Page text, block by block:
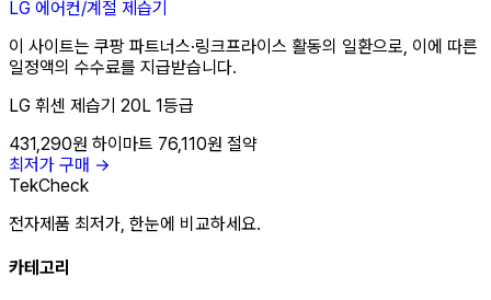
LG 에어컨/계절 제습기
이 사이트는 쿠팡 파트너스·링크프라이스 활동의 일환으로, 이에 따른
일정액의 수수료를 지급받습니다.
LG 휘센 제습기 20L 1등급
431,290원 하이마트 76,110원 절약
최저가 구매 →
TekCheck
전자제품 최저가, 한눈에 비교하세요.
카테고리